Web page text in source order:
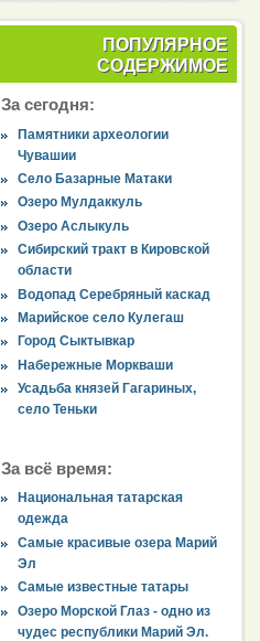
ПОПУЛЯРНОЕ
СОДЕРЖИМОЕ
За сегодня:
Памятники археологии
Чувашии
Село Базарные Матаки
Озеро Мулдаккуль
Озеро Аслыкуль
Сибирский тракт в Кировской
области
Водопад Серебряный каскад
Марийское село Кулегаш
Город Сыктывкар
Набережные Моркваши
Усадьба князей Гагариных,
село Теньки
За всё время:
Национальная татарская
одежда
Самые красивые озера Марий
Эл
Самые известные татары
Озеро Морской Глаз - одно из
чудес республики Марий Эл.